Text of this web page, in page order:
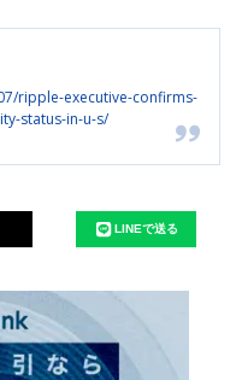
ripple-executive-confirms-
status-in-u-s/
LINEで送る